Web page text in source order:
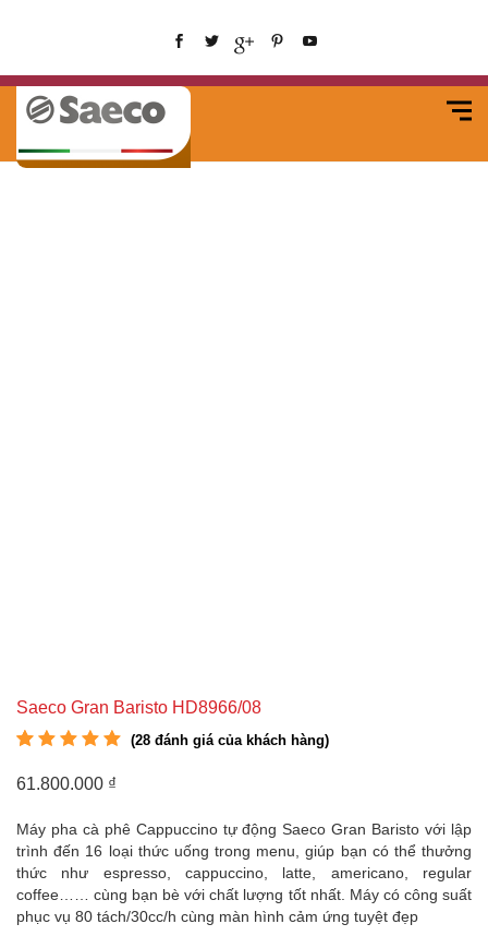
Saeco Gran Baristo HD8966/08
trênđánh giá
(28 đánh giá của khách hàng)
61.800.000 ₫
Máy pha cà phê Cappuccino tự động Saeco Gran Baristo với lập
trình đến 16 loại thức uống trong menu, giúp bạn có thể thưởng
thức như espresso, cappuccino, latte, americano, regular
coffee…… cùng bạn bè với chất lượng tốt nhất. Máy có công suất
phục vụ 80 tách/30cc/h cùng màn hình cảm ứng tuyệt đẹp